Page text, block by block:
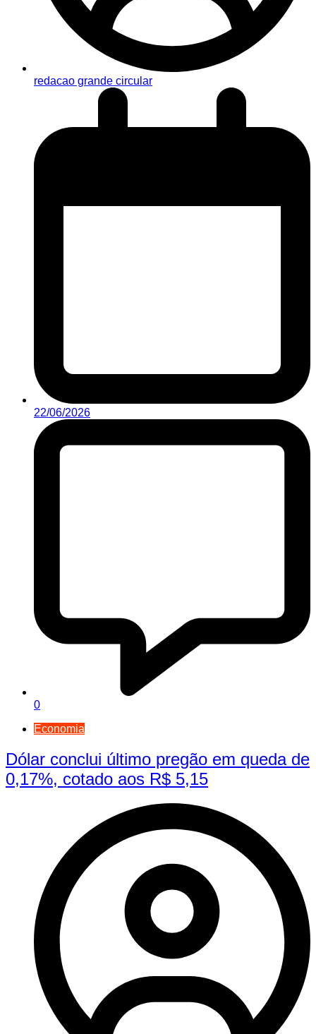
redacao grande circular
22/06/2026
0
Economia
Dólar conclui último pregão em queda de
0,17%, cotado aos R$ 5,15